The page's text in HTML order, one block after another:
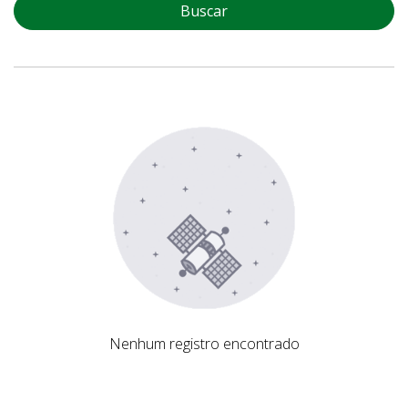
Buscar
Nenhum registro encontrado
Nenhum registro encontrado